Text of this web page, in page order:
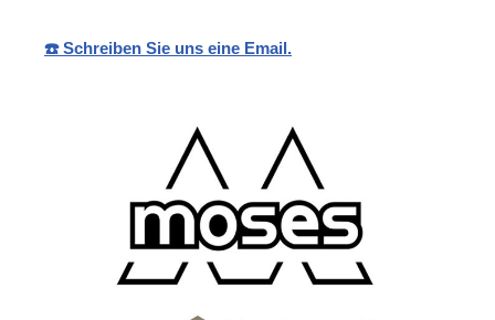
☎️ Schreiben Sie uns eine Email.